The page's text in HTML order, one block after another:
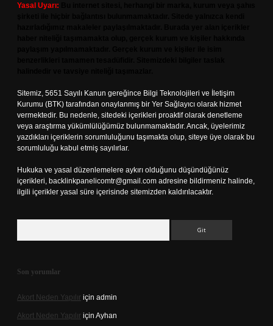
Yasal Uyarı:
Sitemiz, 5651 Sayılı Kanun gereğince Bilgi Teknolojileri ve İletişim
Kurumu (BTK) tarafından onaylanmış bir Yer Sağlayıcı olarak hizmet
vermektedir. Bu nedenle, sitedeki içerikleri proaktif olarak denetleme
veya araştırma yükümlülüğümüz bulunmamaktadır. Ancak, üyelerimiz
yazdıkları içeriklerin sorumluluğunu taşımakta olup, siteye üye olarak bu
sorumluluğu kabul etmiş sayılırlar.
Hukuka ve yasal düzenlemelere aykırı olduğunu düşündüğünüz
içerikleri, backlinkpanelicomtr@gmail.com adresine bildirmeniz halinde,
ilgili içerikler yasal süre içerisinde sitemizden kaldırılacaktır.
Son yorumlar
Akort Neden Yapılır için admin
Akort Neden Yapılır için Ayhan